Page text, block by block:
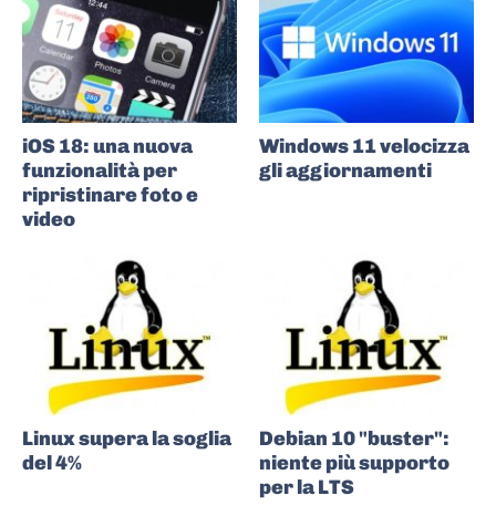
iOS 18: una nuova
funzionalità per
ripristinare foto e
video
Windows 11 velocizza
gli aggiornamenti
Linux supera la soglia
del 4%
Debian 10 "buster":
niente più supporto
per la LTS